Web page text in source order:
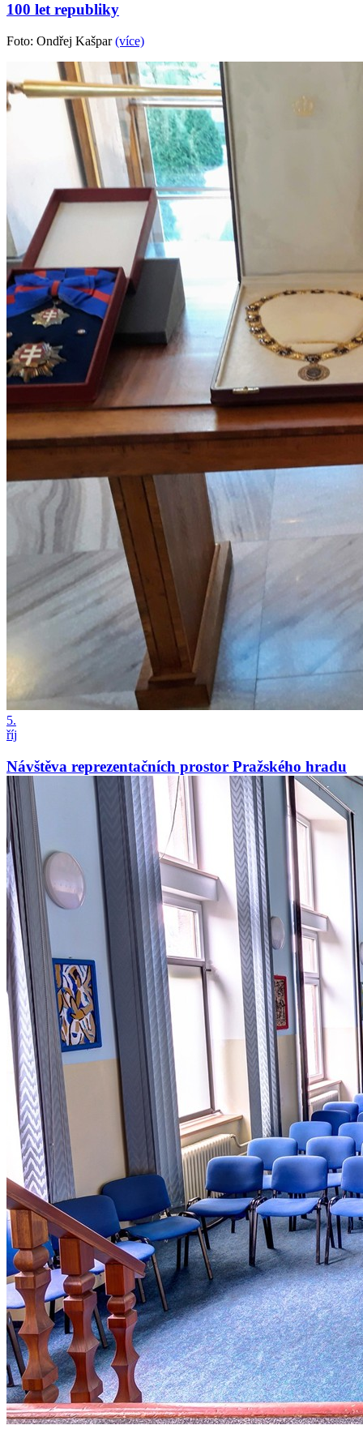
100 let republiky
Foto: Ondřej Kašpar(více)
5.
říj
Návštěva reprezentačních prostor Pražského hradu